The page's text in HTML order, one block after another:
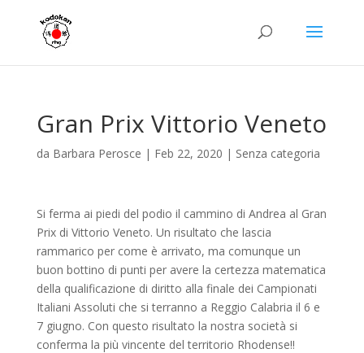
Gran Prix Vittorio Veneto
da Barbara Perosce | Feb 22, 2020 | Senza categoria
Si ferma ai piedi del podio il cammino di Andrea al Gran
Prix di Vittorio Veneto. Un risultato che lascia
rammarico per come è arrivato, ma comunque un
buon bottino di punti per avere la certezza matematica
della qualificazione di diritto alla finale dei Campionati
Italiani Assoluti che si terranno a Reggio Calabria il 6 e
7 giugno. Con questo risultato la nostra società si
conferma la più vincente del territorio Rhodense!!